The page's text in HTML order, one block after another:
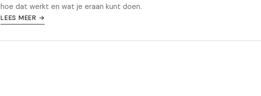
hoe dat werkt en wat je eraan kunt doen.
LEES MEER →